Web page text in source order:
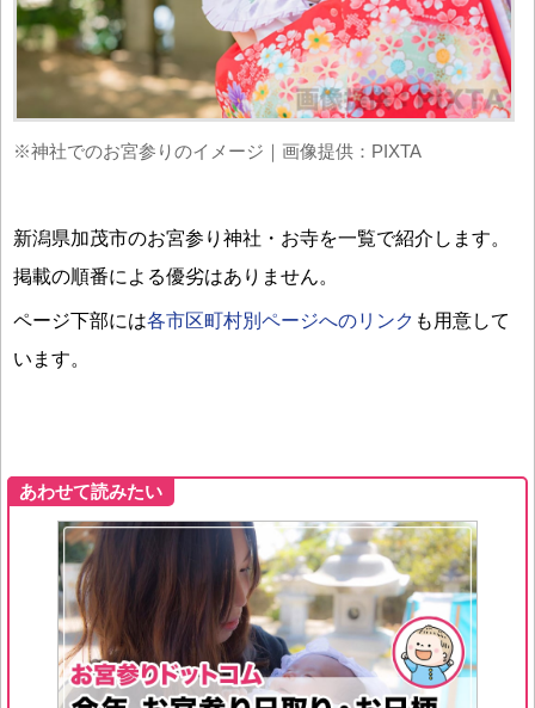
※神社でのお宮参りのイメージ｜画像提供：PIXTA
新潟県加茂市のお宮参り神社・お寺を一覧で紹介します。
掲載の順番による優劣はありません。
ページ下部には各市区町村別ページへのリンク も用意して
います。
あわせて読みたい